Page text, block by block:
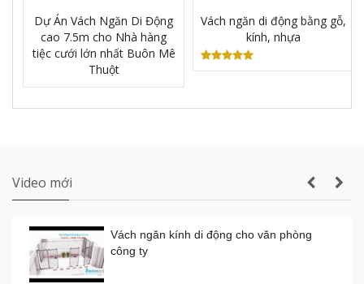
Dự Án Vách Ngăn Di Động
cao 7.5m cho Nhà hàng
tiệc cưới lớn nhất Buôn Mê
Thuột
Vách ngăn di động bằng gỗ,
kính, nhựa
Video mới
Sản xuất VÁCH NGĂN DI ĐỘNG nhà hàng
tiệc cưới lớn nhất Gia Lai
Vách ngăn kính di động cho văn phòng
công ty